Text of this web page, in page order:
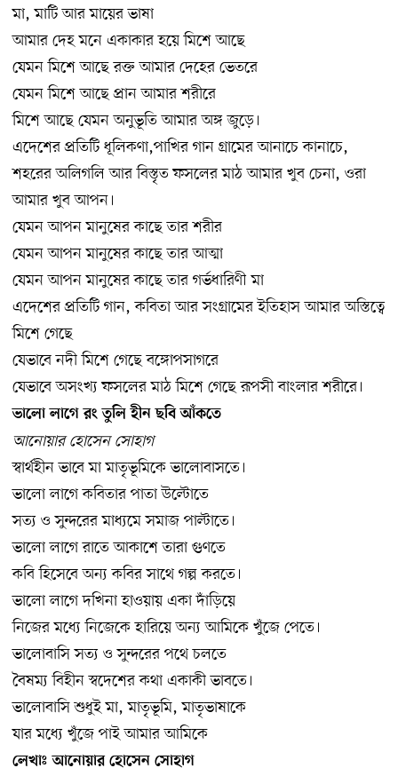
মা, মাটি আর মায়ের ভাষা
আমার দেহ মনে একাকার হয়ে মিশে আছে
যেমন মিশে আছে রক্ত আমার দেহের ভেতরে
যেমন মিশে আছে প্রান আমার শরীরে
মিশে আছে যেমন অনুভূতি আমার অঙ্গ জুড়ে।
এদেশের প্রতিটি ধূলিকণা,পাখির গান গ্রামের আনাচে কানাচে,
শহরের অলিগলি আর বিস্তৃত ফসলের মাঠ আমার খুব চেনা, ওরা
আমার খুব আপন।
যেমন আপন মানুষের কাছে তার শরীর
যেমন আপন মানুষের কাছে তার আত্মা
যেমন আপন মানুষের কাছে তার গর্ভধারিণী মা
এদেশের প্রতিটি গান, কবিতা আর সংগ্রামের ইতিহাস আমার অস্তিত্বে
মিশে গেছে
যেভাবে নদী মিশে গেছে বঙ্গোপসাগরে
যেভাবে অসংখ্য ফসলের মাঠ মিশে গেছে রূপসী বাংলার শরীরে।
ভালো লাগে রং তুলি হীন ছবি আঁকতে
আনোয়ার হোসেন সোহাগ
স্বার্থহীন ভাবে মা মাতৃভূমিকে ভালোবাসতে।
ভালো লাগে কবিতার পাতা উল্টোতে
সত্য ও সুন্দরের মাধ্যমে সমাজ পাল্টাতে।
ভালো লাগে রাতে আকাশে তারা গুণতে
কবি হিসেবে অন্য কবির সাথে গল্প করতে।
ভালো লাগে দখিনা হাওয়ায় একা দাঁড়িয়ে
নিজের মধ্যে নিজেকে হারিয়ে অন্য আমিকে খুঁজে পেতে।
ভালোবাসি সত্য ও সুন্দরের পথে চলতে
বৈষম্য বিহীন স্বদেশের কথা একাকী ভাবতে।
ভালোবাসি শুধুই মা, মাতৃভূমি, মাতৃভাষাকে
যার মধ্যে খুঁজে পাই আমার আমিকে
লেখাঃ আনোয়ার হোসেন সোহাগ